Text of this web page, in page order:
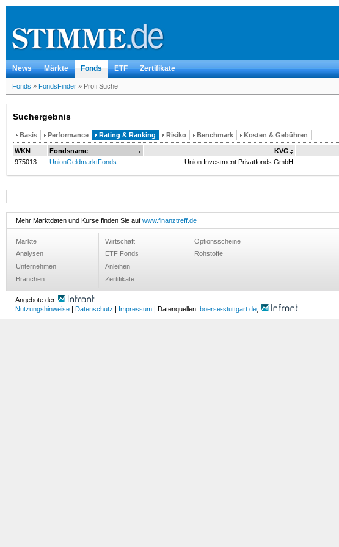
News Märkte Fonds ETF Zertifikate
Fonds » FondsFinder » Profi Suche
Suchergebnis
Basis Performance Rating & Ranking Risiko Benchmark Kosten & Gebühren
WKN Fondsname KVG
975013
UnionGeldmarktFonds Union Investment Privatfonds GmbH
Mehr Marktdaten und Kurse finden Sie auf www.finanztreff.de
Märkte
Analysen
Unternehmen
Branchen
Wirtschaft
ETF Fonds
Anleihen
Zertifikate
Optionsscheine
Rohstoffe
Angebote der
Nutzungshinweise
Datenschutz Impressum | Datenquellen: boerse-stuttgart.de,